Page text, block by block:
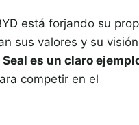
está forjando su
sus valores y su visión
Seal es un claro
competir en el